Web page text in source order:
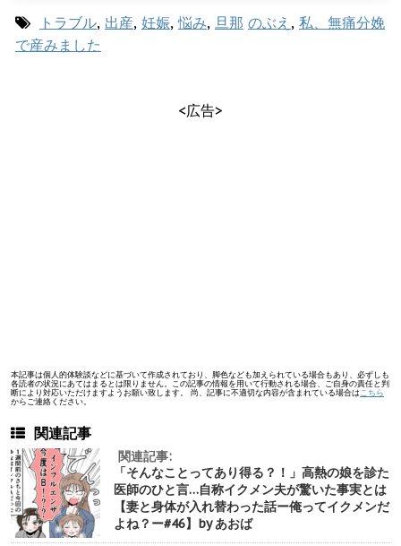
トラブル, 出産, 妊娠,悩み, 旦那 のぶえ , 私、無痛分娩
で産みました
<広告>
本記事は個人的体験談などに基づいて作成されており、脚色なども加えられている場合もあり、必ずしも
各読者の状況にあてはまるとは限りません。この記事の情報を用いて行動される場合、ご自身の責任と判
断により対応いただけますようお願い致します。 尚、記事に不適切な内容が含まれている場合は こちら
からご連絡ください。
関連記事
関連記事:
「そんなことってあり得る？！」高熱の娘を診た
医師のひと言…自称イクメン夫が驚いた事実とは
【妻と身体が入れ替わった話ー俺ってイクメンだ
よね？ー#46】by あおば